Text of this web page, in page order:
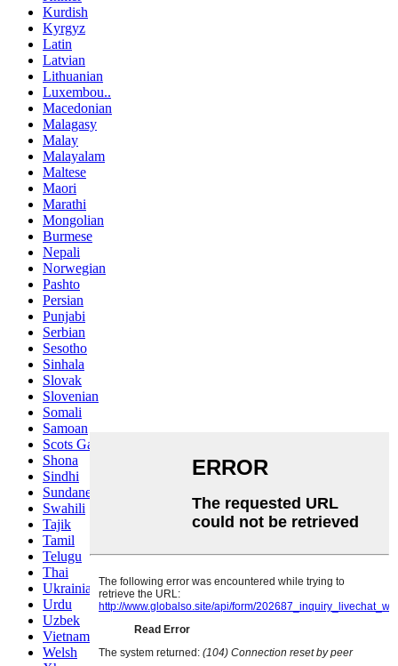
Kurdish
Kyrgyz
Latin
Latvian
Lithuanian
Luxembou..
Macedonian
Malagasy
Malay
Malayalam
Maltese
Maori
Marathi
Mongolian
Burmese
Nepali
Norwegian
Pashto
Persian
Punjabi
Serbian
Sesotho
Sinhala
Slovak
Slovenian
Somali
Samoan
Scots Gaelic
Shona
Sindhi
Sundanese
Swahili
Tajik
Tamil
Telugu
Thai
Ukrainian
Urdu
Uzbek
Vietnamese
Welsh